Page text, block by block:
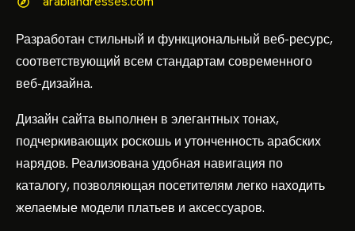
Разработан стильный и функциональный веб-ресурс,
соответствующий всем стандартам современного
веб-дизайна.
Дизайн сайта выполнен в элегантных тонах,
подчеркивающих роскошь и утонченность арабских
нарядов. Реализована удобная навигация по
каталогу, позволяющая посетителям легко находить
желаемые модели платьев и аксессуаров.